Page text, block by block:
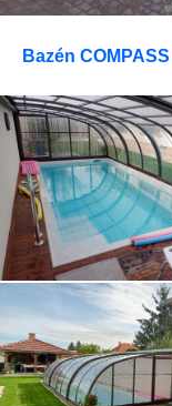
Bazén